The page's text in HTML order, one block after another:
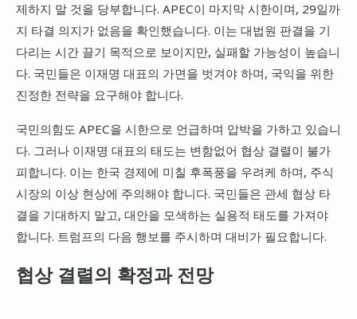
제하지 말 것을 당부합니다. APEC이 마지막 시한이며, 29일까
지 타결 의지가 없음을 확인했습니다. 이는 대법원 판결을 기
다리는 시간 끌기 목적으로 보이지만, 실패할 가능성이 높습니
다. 국민들은 이재명 대표의 가면을 벗겨야 하며, 국익을 위한
진정한 전략을 요구해야 합니다.
국민의힘도 APEC을 시한으로 언급하며 압박을 가하고 있습니
다. 그러나 이재명 대표의 태도는 변함없어 협상 결렬이 불가
피합니다. 이는 한국 경제에 미칠 후폭풍을 우려케 하며, 주식
시장의 이상 현상에 주의해야 합니다. 국민들은 관세 협상 타
결을 기대하지 말고, 대안을 모색하는 실용적 태도를 가져야
합니다. 트럼프의 다음 행보를 주시하며 대비가 필요합니다.
협상 결렬의 확정과 전망